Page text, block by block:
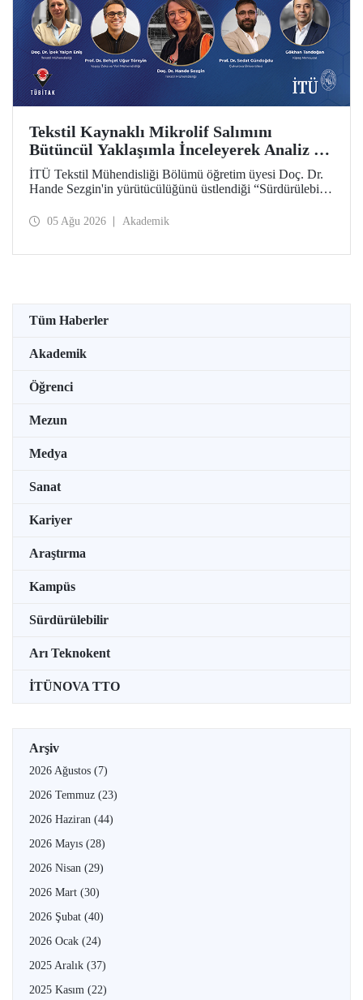
Tekstil Kaynaklı Mikrolif Salımını
Bütüncül Yaklaşımla İnceleyerek Analiz ve
Azaltım Stratejileri Geliştirecek Projeye
TÜBİTAK Desteği
İTÜ Tekstil Mühendisliği Bölümü öğretim üyesi Doç. Dr.
Hande Sezgin'in yürütücülüğünü üstlendiği “Sürdürülebilir
Koşullarına Bağlı Mikrolif Salımı: Aşınma, UV Maruziyeti
05 Ağu 2026 Akademik
Tüm Haberler
Akademik
Öğrenci
Mezun
Medya
Sanat
Kariyer
Araştırma
Kampüs
Sürdürülebilir
Arı Teknokent
İTÜNOVA TTO
Arşiv
2026 Ağustos (7)
2026 Temmuz (23)
2026 Haziran (44)
2026 Mayıs (28)
2026 Nisan (29)
2026 Mart (30)
2026 Şubat (40)
2026 Ocak (24)
2025 Aralık (37)
2025 Kasım (22)